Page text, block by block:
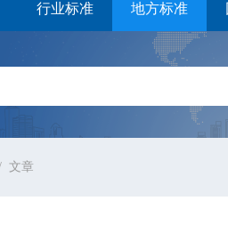
行业标准 地方标准
文章